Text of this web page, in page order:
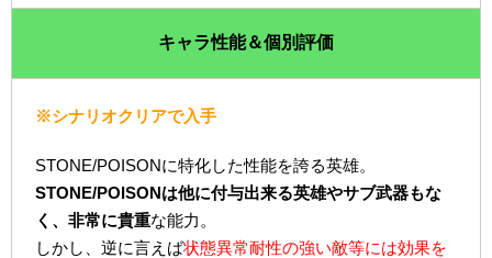
キャラ性能＆個別評価
※シナリオクリアで入手
STONE/POISONに特化した性能を誇る英雄。
STONE/POISONは他に付与出来る英雄やサブ武器もな
く、非常に貴重な能力。
しかし、逆に言えば状態異常耐性の強い敵等には効果を